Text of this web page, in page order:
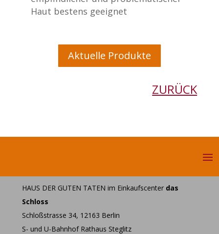
Haut bestens geeignet
Aktuelle Produkte
ZURÜCK
HAUS DER GUTEN TATEN im Einkaufscenter das
Schloss
Schloßstrasse 34, 12163 Berlin
S- und U-Bahnhof Rathaus Steglitz